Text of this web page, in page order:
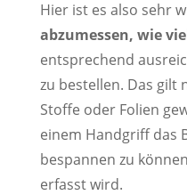
Hier ist es also sehr
abzumessen, wie
entsprechend
zu bestellen. Das gilt
Stoffe oder Folien
einem Handgriff das
bespannen zu
erfasst wird.